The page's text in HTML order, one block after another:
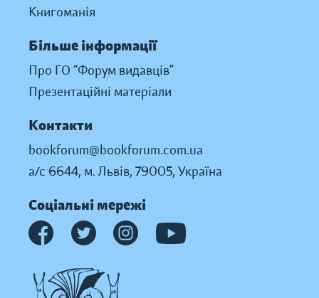
Книгоманія
Більше інформації
Про ГО “Форум видавців”
Презентаційні матеріали
Контакти
bookforum@bookforum.com.ua
а/с 6644, м. Львів, 79005, Україна
Соціальні мережі